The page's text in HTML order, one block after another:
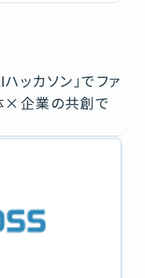
ッカソン」でファ
×企業の共創で